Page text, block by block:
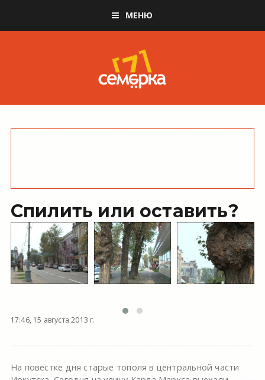
МЕНЮ
Спилить или оставить?
17:46, 15 августа 2013 г.
На повестке дня старые тополя в центральной части